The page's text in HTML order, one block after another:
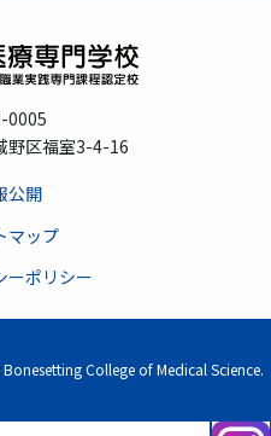
0005
野区福室3-4-16
公開
マップ
ーポリシー
College of Medical Science.